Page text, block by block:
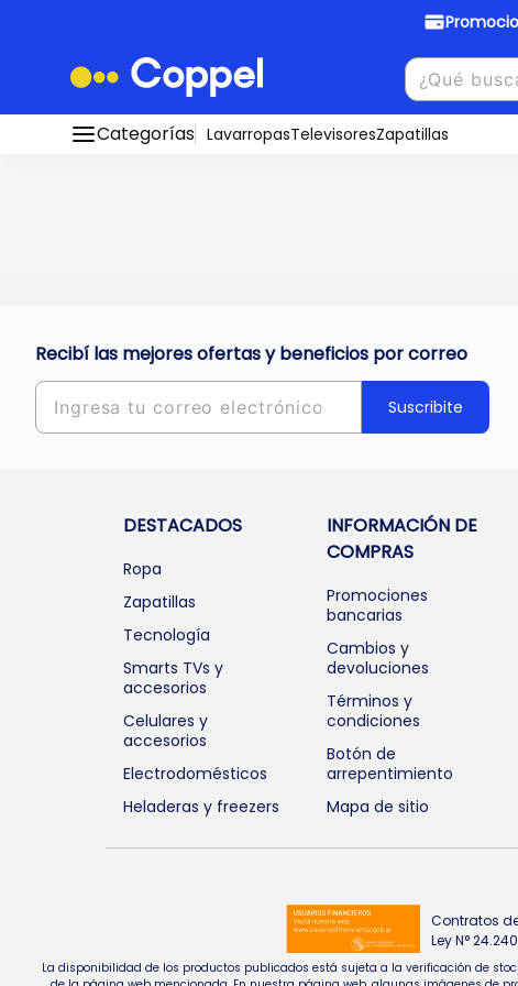
Promociones Bancarias
Conocé todos nuestros medios de pago
Crédito
Hasta
Categorías LavarropasTelevisoresZapatillas
Recibí las mejores ofertas y beneficios por correo
Suscribite
DESTACADOS
Ropa
Zapatillas
Tecnología
Smarts TVs y
accesorios
Celulares y
accesorios
Electrodomésticos
Heladeras y freezers
INFORMACIÓN DE
COMPRAS
Promociones
bancarias
Cambios y
devoluciones
Términos y
condiciones
Botón de
arrepentimiento
Mapa de sitio
Contratos
Ley N°
La disponibilidad de los productos publicados está sujeta a la verificación de